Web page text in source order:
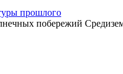
побережий